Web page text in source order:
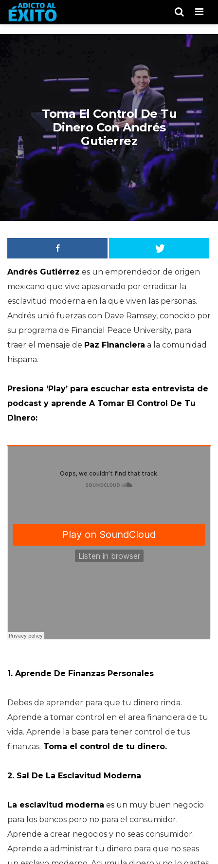
Toma El Control De Tu
Dinero Con Andrés
Gutierrez
Andrés Gutiérrez es un emprendedor de origen
mexicano que vive apasionado por erradicar la
esclavitud moderna en la que viven las personas.
Andrés unió fuerzas con Dave Ramsey, conocido por
su programa de Financial Peace University, para
traer el mensaje de Paz Financiera a la comunidad
hispana.
Presiona ‘Play’ para escuchar esta entrevista de
podcast y aprende A Tomar El Control De Tu
Dinero:
1. Aprende De Finanzas Personales
Debes de aprender para que tu dinero rinda.
Aprende a tomar control en el area financiera de tu
vida. Aprende la base para tener control de tus
finanzas. Toma el control de tu dinero.
2. Sal De La Esclavitud Moderna
La esclavitud moderna es un muy buen negocio
para los bancos pero no para el consumidor.
Aprende a crear negocios y no seas consumidor.
Aprende a administrar tu dinero para que no seas